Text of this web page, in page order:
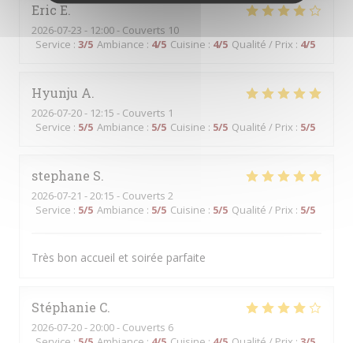
Eric E
2026-07-23 - 12:00 - Couverts 10
Service : 3/5 Ambiance : 4/5 Cuisine : 4/5 Qualité / Prix : 4/5
Hyunju A
2026-07-20- 12:15 - Couverts 1
Service : 5/5 Ambiance : 5/5 Cuisine : 5/5 Qualité / Prix : 5/5
stephane S
2026-07-21 - 20:15 - Couverts 2
Service : 5/5 Ambiance : 5/5 Cuisine : 5/5 Qualité / Prix : 5/5
Très bon accueil et soirée parfaite
Stéphanie C
2026-07-20- 20:00 - Couverts 6